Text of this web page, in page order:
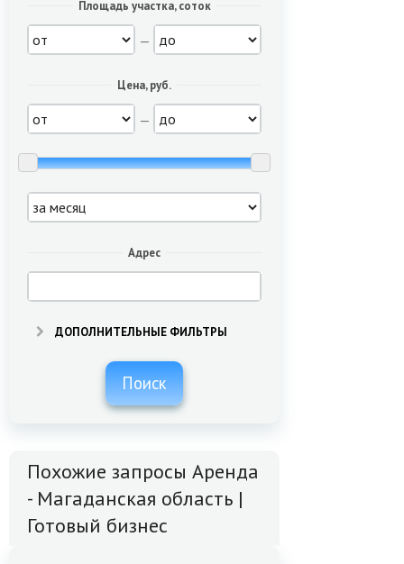
Площадь участка, соток
—
Цена, руб.
—
Адрес
ДОПОЛНИТЕЛЬНЫЕ ФИЛЬТРЫ
Поиск
Похожие запросы Аренда
- Магаданская область |
Готовый бизнес